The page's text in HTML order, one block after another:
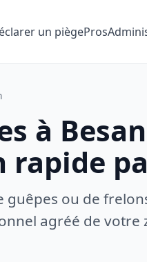
un piègePros
à
guêpes ou de
agréé de votre